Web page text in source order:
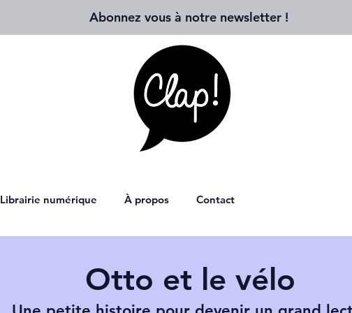
Abonnez vous à notre newsletter!
Librairie numérique À propos Contact
Otto et le vélo